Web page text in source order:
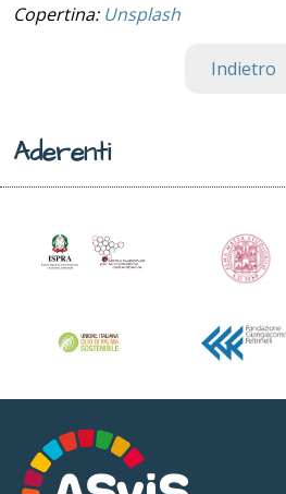
Copertina: Unsplash
Indietro
Aderenti